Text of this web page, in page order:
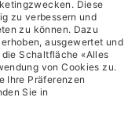
512454
CHF 413,00